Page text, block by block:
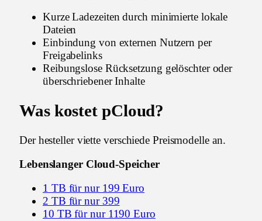
Kurze Ladezeiten durch minimierte lokale
Dateien
Einbindung von externen Nutzern per
Freigabelinks
Reibungslose Rücksetzung gelöschter oder
überschriebener Inhalte
Was kostet pCloud?
Der hesteller viette verschiede Preismodelle an.
Lebenslanger Cloud-Speicher
1 TB für nur 199 Euro
2 TB für nur 399
10 TB für nur 1190 Euro